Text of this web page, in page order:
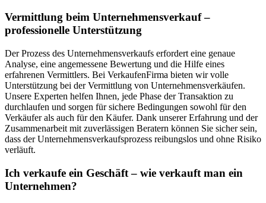
Vermittlung beim Unternehmensverkauf –
professionelle Unterstützung
Der Prozess des Unternehmensverkaufs erfordert eine genaue
Analyse, eine angemessene Bewertung und die Hilfe eines
erfahrenen Vermittlers. Bei VerkaufenFirma bieten wir volle
Unterstützung bei der Vermittlung von Unternehmensverkäufen.
Unsere Experten helfen Ihnen, jede Phase der Transaktion zu
durchlaufen und sorgen für sichere Bedingungen sowohl für den
Verkäufer als auch für den Käufer. Dank unserer Erfahrung und der
Zusammenarbeit mit zuverlässigen Beratern können Sie sicher sein,
dass der Unternehmensverkaufsprozess reibungslos und ohne Risiko
verläuft.
Ich verkaufe ein Geschäft – wie verkauft man ein
Unternehmen?